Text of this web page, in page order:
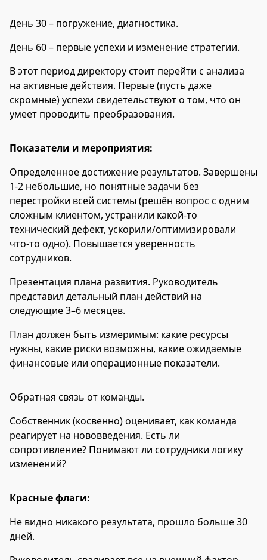
День 30 – погружение, диагностика.
День 60 – первые успехи и изменение стратегии.
В этот период директору стоит перейти с анализа
на активные действия. Первые (пусть даже
скромные) успехи свидетельствуют о том, что он
умеет проводить преобразования.
Показатели и мероприятия:
Определенное достижение результатов. Завершены
1-2 небольшие, но понятные задачи без
перестройки всей системы (решён вопрос с одним
сложным клиентом, устранили какой-то
технический дефект, ускорили/оптимизировали
что-то одно). Повышается уверенность
сотрудников.
Презентация плана развития. Руководитель
представил детальный план действий на
следующие 3–6 месяцев.
План должен быть измеримым: какие ресурсы
нужны, какие риски возможны, какие ожидаемые
финансовые или операционные показатели.
Обратная связь от команды.
Собственник (косвенно) оценивает, как команда
реагирует на нововведения. Есть ли
сопротивление? Понимают ли сотрудники логику
изменений?
Красные флаги:
Не видно никакого результата, прошло больше 30
дней.